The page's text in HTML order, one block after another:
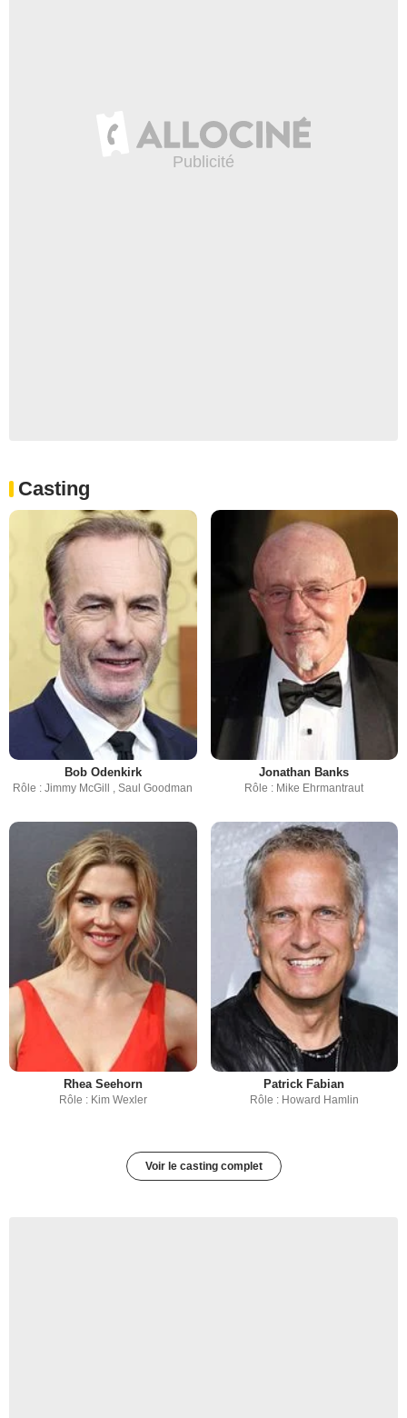
Casting
Bob Odenkirk
Rôle : Jimmy McGill , Saul Goodman
Jonathan Banks
Rôle : Mike Ehrmantraut
Rhea Seehorn
Rôle : Kim Wexler
Patrick Fabian
Rôle : Howard Hamlin
Voir le casting complet